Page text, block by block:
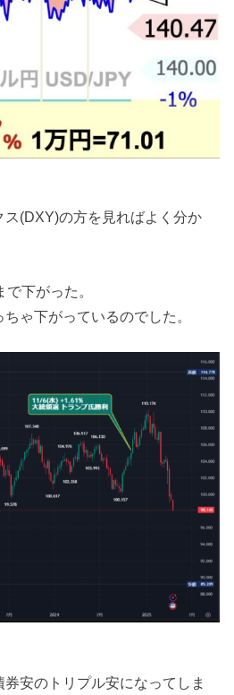
(DXY)の方を見ればよく分か
下がった。
ゃ下がっているのでした。
安のトリプル安になってしま